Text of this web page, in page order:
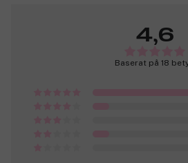
4,6
Baserat på 18